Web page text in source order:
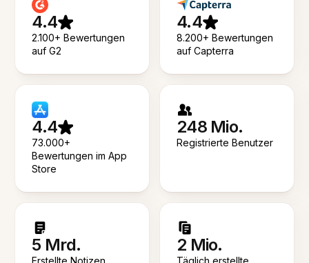
4.4
2.100+ Bewertungen
auf G2
4.4
8.200+ Bewertungen
auf Capterra
4.4
73.000+
Bewertungen im App
Store
248 Mio.
Registrierte Benutzer
5 Mrd.
Erstellte Notizen
2 Mio.
Täglich erstellte